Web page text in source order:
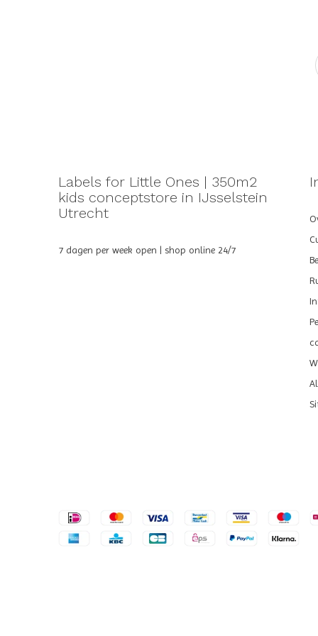
Labels for Little Ones | 350m2
kids conceptstore in IJsselstein
Utrecht
7 dagen per week open | shop online 24/7